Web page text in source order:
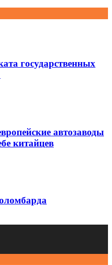
государственных
автозаводы
китайцев